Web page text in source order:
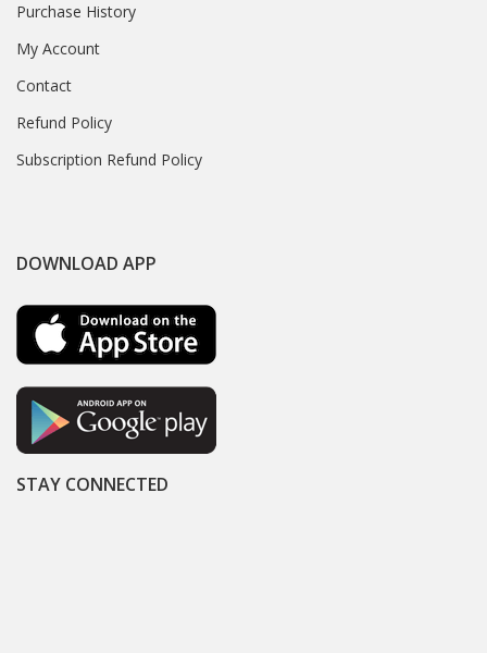
Purchase History
My Account
Contact
Refund Policy
Subscription Refund Policy
DOWNLOAD APP
STAY CONNECTED